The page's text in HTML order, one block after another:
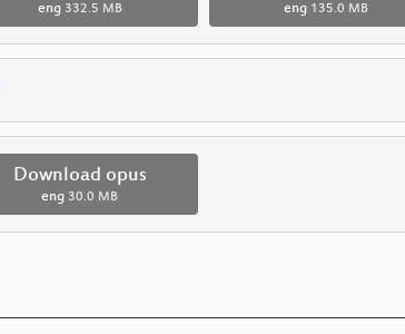
eng 332.5 MB eng 135.0 MB
Download opus
eng 30.0 MB